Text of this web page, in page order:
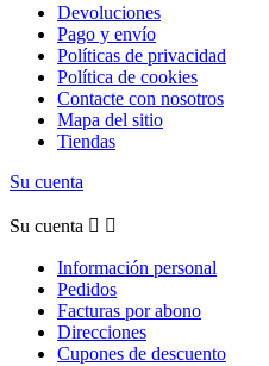
Devoluciones
Pago y envío
Políticas de privacidad
Política de cookies
Contacte con nosotros
Mapa del sitio
Tiendas
Su cuenta
Su cuenta  
Información personal
Pedidos
Facturas por abono
Direcciones
Cupones de descuento